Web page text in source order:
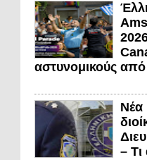
αστυνομικούς
Νέα
– Τι